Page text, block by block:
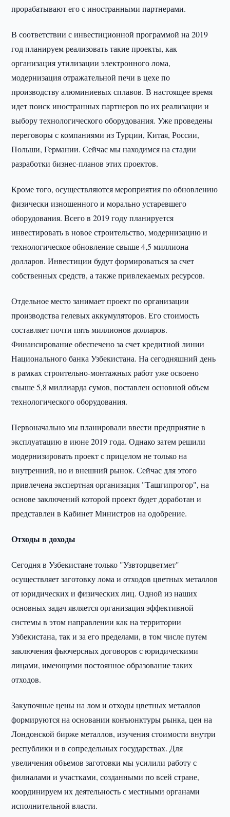
прорабатывают его с иностранными партнерами.
В соответствии с инвестиционной программой на 2019
год планируем реализовать такие проекты, как
организация утилизации электронного лома,
модернизация отражательной печи в цехе по
производству алюминиевых сплавов. В настоящее время
идет поиск иностранных партнеров по их реализации и
выбору технологического оборудования. Уже проведены
переговоры с компаниями из Турции, Китая, России,
Польши, Германии. Сейчас мы находимся на стадии
разработки бизнес-планов этих проектов.
Кроме того, осуществляются мероприятия по обновлению
физически изношенного и морально устаревшего
оборудования. Всего в 2019 году планируется
инвестировать в новое строительство, модернизацию и
технологическое обновление свыше 4,5 миллиона
долларов. Инвестиции будут формироваться за счет
собственных средств, а также привлекаемых ресурсов.
Отдельное место занимает проект по организации
производства гелевых аккумуляторов. Его стоимость
составляет почти пять миллионов долларов.
Финансирование обеспечено за счет кредитной линии
Национального банка Узбекистана. На сегодняшний день
в рамках строительно-монтажных работ уже освоено
свыше 5,8 миллиарда сумов, поставлен основной объем
технологического оборудования.
Первоначально мы планировали ввести предприятие в
эксплуатацию в июне 2019 года. Однако затем решили
модернизировать проект с прицелом не только на
внутренний, но и внешний рынок. Сейчас для этого
привлечена экспертная организация "Ташгипрогор", на
основе заключений которой проект будет доработан и
представлен в Кабинет Министров на одобрение.
Отходы в доходы
Сегодня в Узбекистане только "Узвторцветмет"
осуществляет заготовку лома и отходов цветных металлов
от юридических и физических лиц. Одной из наших
основных задач является организация эффективной
системы в этом направлении как на территории
Узбекистана, так и за его пределами, в том числе путем
заключения фьючерсных договоров с юридическими
лицами, имеющими постоянное образование таких
отходов.
Закупочные цены на лом и отходы цветных металлов
формируются на основании конъюнктуры рынка, цен на
Лондонской бирже металлов, изучения стоимости внутри
республики и в сопредельных государствах. Для
увеличения объемов заготовки мы усилили работу с
филиалами и участками, созданными по всей стране,
координируем их деятельность с местными органами
исполнительной власти.